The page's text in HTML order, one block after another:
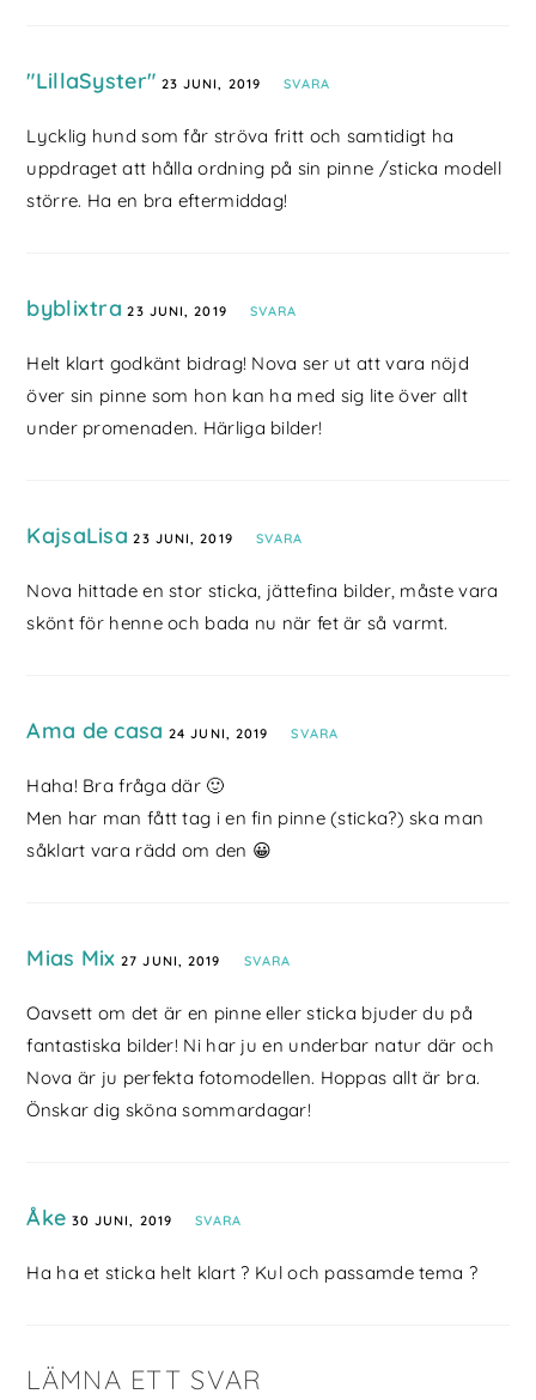
"LillaSyster" 23 JUNI, 2019 SVARA
Lycklig hund som får ströva fritt och samtidigt ha
uppdraget att hålla ordning på sin pinne /sticka modell
större. Ha en bra eftermiddag!
byblixtra 23 JUNI, 2019 SVARA
Helt klart godkänt bidrag! Nova ser ut att vara nöjd
över sin pinne som hon kan ha med sig lite över allt
under promenaden. Härliga bilder!
KajsaLisa 23 JUNI, 2019 SVARA
Nova hittade en stor sticka, jättefina bilder, måste vara
skönt för henne och bada nu när fet är så varmt.
Ama de casa 24 JUNI, 2019 SVARA
Haha! Bra fråga där 🙂
Men har man fått tag i en fin pinne (sticka?) ska man
såklart vara rädd om den 😀
Mias Mix 27 JUNI, 2019 SVARA
Oavsett om det är en pinne eller sticka bjuder du på
fantastiska bilder! Ni har ju en underbar natur där och
Nova är ju perfekta fotomodellen. Hoppas allt är bra.
Önskar dig sköna sommardagar!
Åke 30 JUNI, 2019 SVARA
Ha ha et sticka helt klart ? Kul och passamde tema ?
LÄMNA ETT SVAR